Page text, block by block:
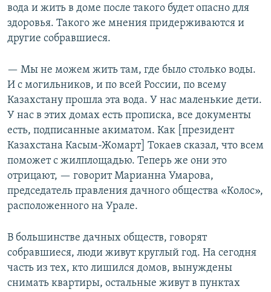
вода и жить в доме после такого будет опасно для
здоровья. Такого же мнения придерживаются и
другие собравшиеся.
— Мы не можем жить там, где было столько воды.
И с могильников, и по всей России, по всему
Казахстану прошла эта вода. У нас маленькие дети.
У нас в этих домах есть прописка, все документы
есть, подписанные акиматом. Как [президент
Казахстана Касым-Жомарт] Токаев сказал, что всем
поможет с жилплощадью. Теперь же они это
отрицают, — говорит Марианна Умарова,
председатель правления дачного общества «Колос»,
расположенного на Урале.
В большинстве дачных обществ, говорят
собравшиеся, люди живут круглый год. На сегодня
часть из тех, кто лишился домов, вынуждены
снимать квартиры, остальные живут в пунктах